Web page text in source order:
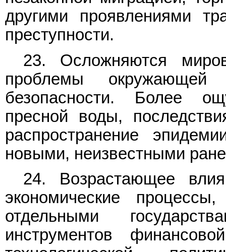
другими проявлениями
преступности.
23. Осложняются
проблемы окружающей
безопасности. Более
пресной воды,
распространение
новыми, неизвестными
24. Возрастающее
экономические
отдельными
инструментов